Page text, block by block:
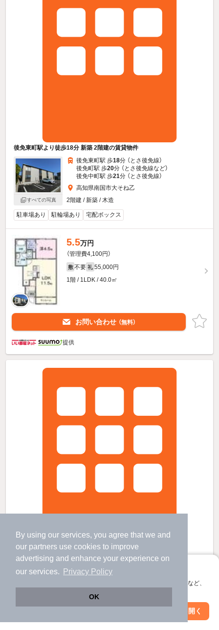
By using our services, you agree that we and
our partners use cookies to improve
advertising and enhance your experience on
our services.
Privacy Policy
OK
アプリに切り替えて、サクサクお部屋探し
会員登録なしですぐ使える。マップ検索やお気に入り保存など、
アプリを開く
後免東町駅より徒歩18分 新築 2階建の賃貸物件
すべての写真
後免東町駅 歩18分 （とさ後免線）
後免町駅 歩20分 （とさ後免線など）
後免中町駅 歩21分 （とさ後免線）
高知県南国市大そね乙
2階建 / 新築 / 木造
駐車場あり 駐輪場あり 宅配ボックス
5.5万円
（管理費4,100円）
敷 不要 礼 55,000円
1階 / 1LDK / 40.0㎡
お問い合わせ （無料）
提供
後免西町駅 歩
高知県南国市大そね乙
絞り込み条件を変更